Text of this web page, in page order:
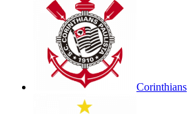
Corinthians